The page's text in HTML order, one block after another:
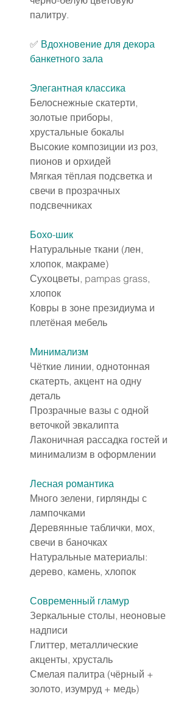
палитру.
✅ Вдохновение для декора
банкетного зала
Элегантная классика
Белоснежные скатерти,
золотые приборы,
хрустальные бокалы
Высокие композиции из роз,
пионов и орхидей
Мягкая тёплая подсветка и
свечи в прозрачных
подсвечниках
Бохо-шик
Натуральные ткани (лен,
хлопок, макраме)
Сухоцветы, pampas grass,
хлопок
Ковры в зоне президиума и
плетёная мебель
Минимализм
Чёткие линии, однотонная
скатерть, акцент на одну
деталь
Прозрачные вазы с одной
веточкой эвкалипта
Лаконичная рассадка гостей и
минимализм в оформлении
Лесная романтика
Много зелени, гирлянды с
лампочками
Деревянные таблички, мох,
свечи в баночках
Натуральные материалы:
дерево, камень, хлопок
Современный гламур
Зеркальные столы, неоновые
надписи
Глиттер, металлические
акценты, хрусталь
Смелая палитра (чёрный +
золото, изумруд + медь)